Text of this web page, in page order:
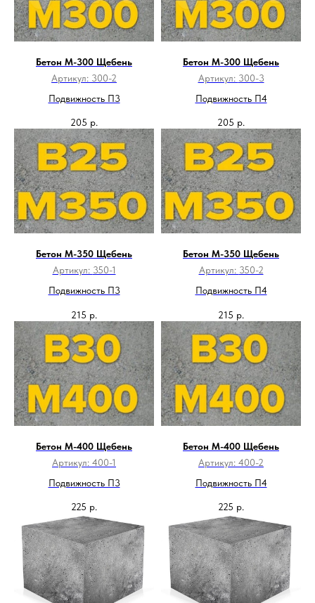
Бетон М-300 Щебень
Артикул: 300-2
Подвижность П3
205 р.
Бетон М-300 Щебень
Артикул: 300-3
Подвижность П4
205 р.
Бетон М-350 Щебень
Артикул: 350-1
Подвижность П3
215 р.
Бетон М-350 Щебень
Артикул: 350-2
Подвижность П4
215 р.
Бетон М-400 Щебень
Артикул: 400-1
Подвижность П3
225 р.
Бетон М-400 Щебень
Артикул: 400-2
Подвижность П4
225 р.